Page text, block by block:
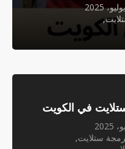
,
في الكويت
ستلايت,